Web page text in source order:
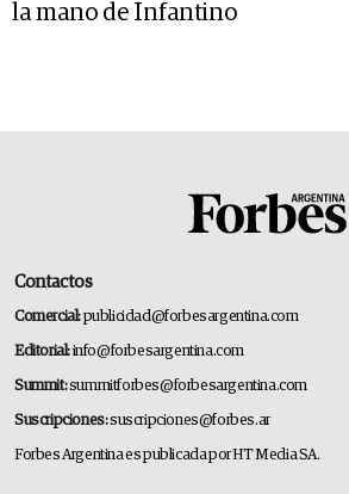
la mano de Infantino
Contactos
Comercial:publicidad@forbesargentina.com
Editorial:info@forbesargentina.com
Summit:summitforbes@forbesargentina.com
Suscripciones:suscripciones@forbes.ar
Forbes Argentina es publicada por HT Media SA.